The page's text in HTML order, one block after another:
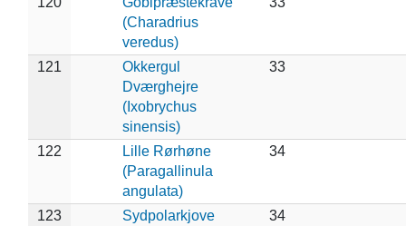
(Charadrius
veredus)
121
Okkergul
Dværghejre
(Ixobrychus
sinensis)
33
122
Lille Rørhøne
(Paragallinula
angulata)
34
123
Sydpolarkjove
34